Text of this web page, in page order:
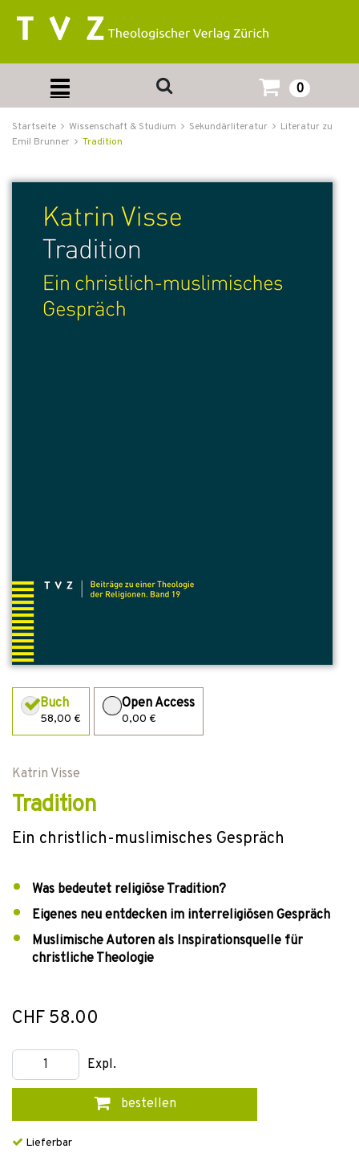
0
Startseite Wissenschaft & Studium Sekundärliteratur
Literatur zu
Emil Brunner
Tradition
Buch
58,00 €
Open Access
0,00 €
Katrin Visse
Tradition
Ein christlich-muslimisches Gespräch
Was bedeutet religiöse Tradition?
Eigenes neu entdecken im interreligiösen Gespräch
Muslimische Autoren als Inspirationsquelle für
christliche Theologie
CHF 58.00
Expl.
bestellen
Lieferbar